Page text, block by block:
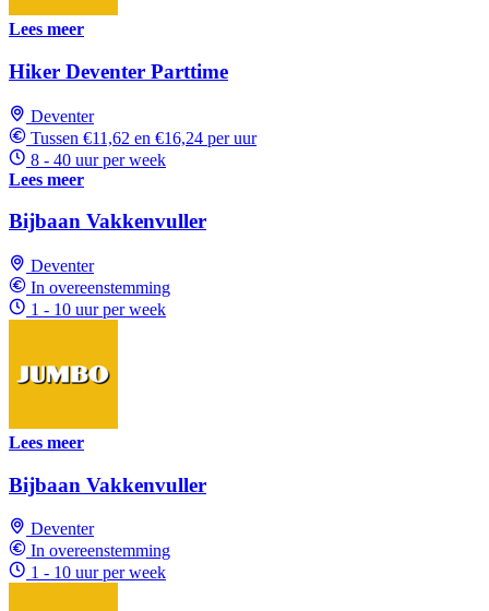
Lees meer
Hiker Deventer Parttime
Deventer
Tussen €11,62 en €16,24 per uur
8 - 40 uur per week
Lees meer
Bijbaan Vakkenvuller
Deventer
In overeenstemming
1 - 10 uur per week
Lees meer
Bijbaan Vakkenvuller
Deventer
In overeenstemming
1 - 10 uur per week